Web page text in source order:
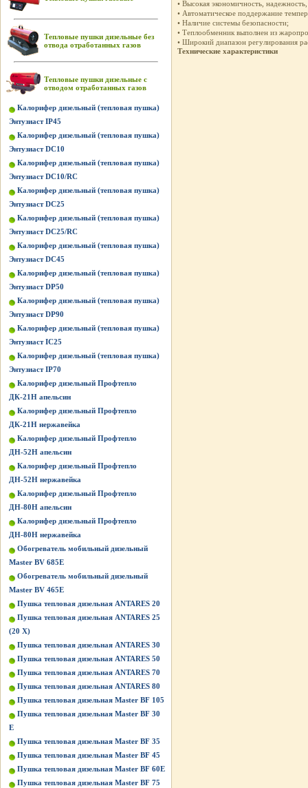
Тепловые пушки дизельные без
отвода отработанных газов
Тепловые пушки дизельные с
отводом отработанных газов
Калорифер дизельный (тепловая пушка)
Энтузиаст IP45
Калорифер дизельный (тепловая пушка)
Энтузиаст DC10
Калорифер дизельный (тепловая пушка)
Энтузиаст DC10/RC
Калорифер дизельный (тепловая пушка)
Энтузиаст DC25
Калорифер дизельный (тепловая пушка)
Энтузиаст DC25/RC
Калорифер дизельный (тепловая пушка)
Энтузиаст DC45
Калорифер дизельный (тепловая пушка)
Энтузиаст DP50
Калорифер дизельный (тепловая пушка)
Энтузиаст DP90
Калорифер дизельный (тепловая пушка)
Энтузиаст IC25
Калорифер дизельный (тепловая пушка)
Энтузиаст IP70
Калорифер дизельный Профтепло
ДК-21Н апельсин
Калорифер дизельный Профтепло
ДК-21Н нержавейка
Калорифер дизельный Профтепло
ДН-52Н апельсин
Калорифер дизельный Профтепло
ДН-52Н нержавейка
Калорифер дизельный Профтепло
ДН-80Н апельсин
Калорифер дизельный Профтепло
ДН-80Н нержавейка
Обогреватель мобильный дизельный
Master BV 685E
Обогреватель мобильный дизельный
Master BV 465E
Пушка тепловая дизельная ANTARES 20
Пушка тепловая дизельная ANTARES 25
(20 Х)
Пушка тепловая дизельная ANTARES 30
Пушка тепловая дизельная ANTARES 50
Пушка тепловая дизельная ANTARES 70
Пушка тепловая дизельная ANTARES 80
Пушка тепловая дизельная Master BF 105
Пушка тепловая дизельная Master BF 30
E
Пушка тепловая дизельная Master BF 35
Пушка тепловая дизельная Master BF 45
Пушка тепловая дизельная Master BF 60E
Пушка тепловая дизельная Master BF 75
• Высокая экономичность,
• Автоматическое поддержание
• Наличие системы безопасности;
• Теплообменник выполнен из
• Широкий диапазон регулирования
Технические характеристики